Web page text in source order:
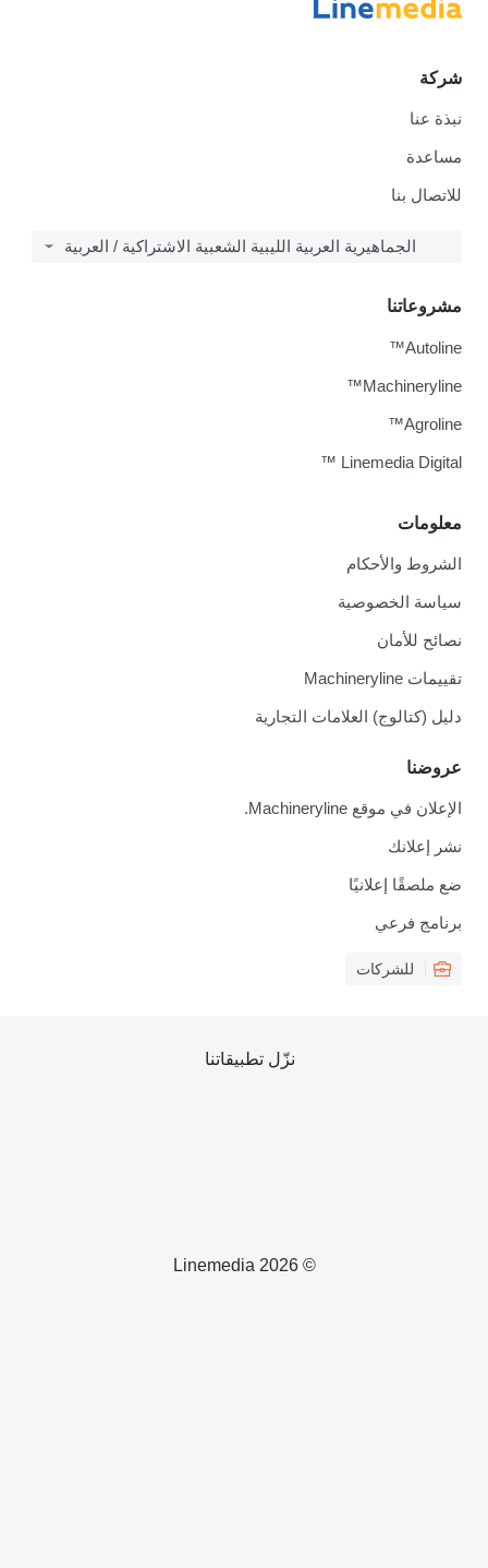
شركة
نبذة عنا
مساعدة
للاتصال بنا
الجماهيرية العربية الليبية الشعبية الاشتراكية / العربية
معلومات
الشروط والأحكام
سياسة الخصوصية
نصائح للأمان
تقييمات Machineryline
دليل (كتالوج) العلامات التجارية
عروضنا
الإعلان في موقع Machineryline.
نشر إعلانك
ضع ملصقًا إعلانيًا
برنامج فرعي
للشركات
مشروعاتنا
Autoline™
Machineryline™
Agroline™
Linemedia Digital ™
© 2026 Linemedia
نزّل تطبيقاتنا